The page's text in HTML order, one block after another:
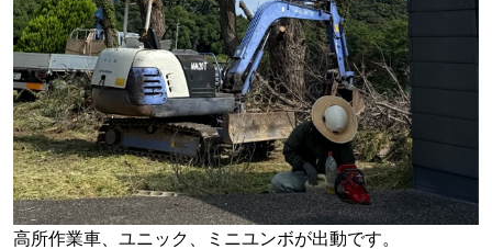
高所作業車、ユニック、ミニユンボが出動です。